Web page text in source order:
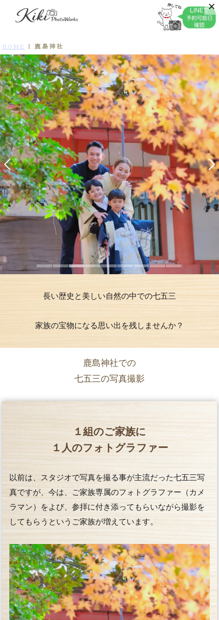
HOME 鹿島神社
長い歴史と美しい自然の中での七五三
家族の宝物になる思い出を残しませんか？
鹿島神社での
七五三の写真撮影
１組のご家族に
１人のフォトグラファー
以前は、スタジオで写真を撮る事が主流だった七五三写
真ですが、今は、ご家族専属のフォトグラファー（カメ
ラマン）をよび、参拝に付き添ってもらいながら撮影を
してもらうというご家族が増えています。